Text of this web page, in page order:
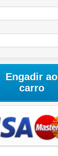
Engadir ao
carro